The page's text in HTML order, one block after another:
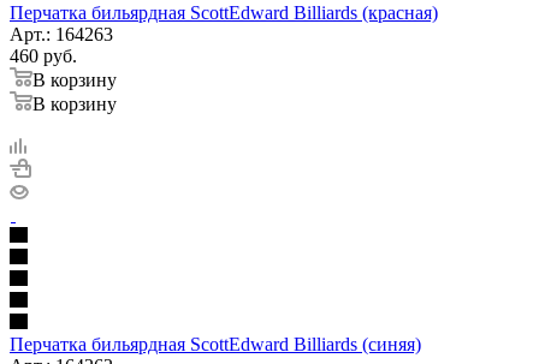
Перчатка бильярдная ScottEdward Billiards (красная)
Арт.: 164263
460 руб.
В корзину
В корзину
Перчатка бильярдная ScottEdward Billiards (синяя)